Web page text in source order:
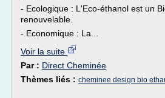
- Ecologique : L'Eco-éthanol est un
renouvelable.
- Economique : La...
Voir la suite
Par : Direct Cheminée
Thèmes liés : cheminee design bio